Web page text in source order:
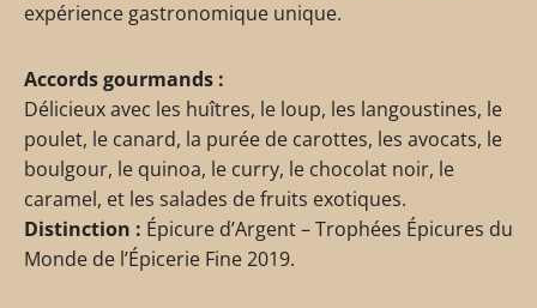
expérience gastronomique unique.
Accords gourmands :
Délicieux avec les huîtres, le loup, les langoustines, le
poulet, le canard, la purée de carottes, les avocats, le
boulgour, le quinoa, le curry, le chocolat noir, le
caramel, et les salades de fruits exotiques.
Distinction : Épicure d’Argent – Trophées Épicures du
Monde de l’Épicerie Fine 2019.